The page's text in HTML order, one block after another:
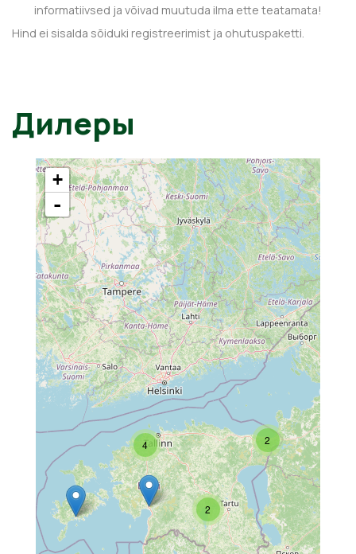
informatiivsed ja võivad muutuda ilma ette teatamata!
Hind ei sisalda sõiduki registreerimist ja ohutuspaketti.
Дилеры
2
2
4
+
-